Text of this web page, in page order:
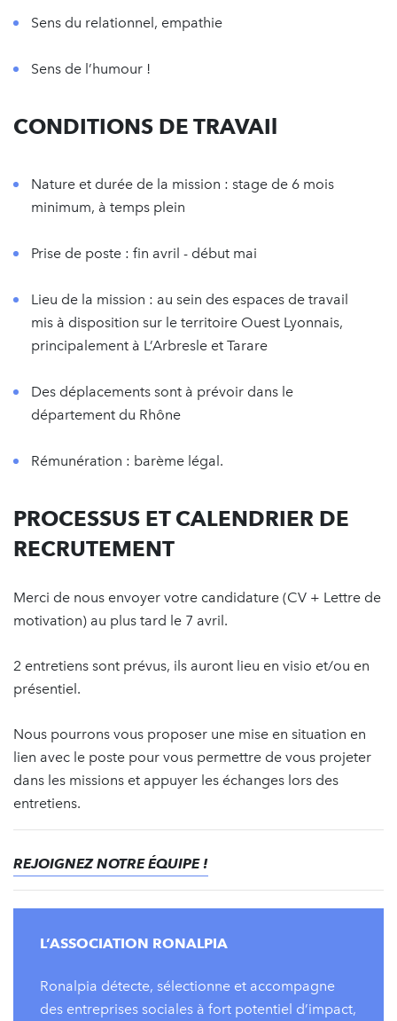
Sens du relationnel, empathie
Sens de l’humour !
CONDITIONS DE TRAVAIl
Nature et durée de la mission : stage de 6 mois
minimum, à temps plein
Prise de poste : fin avril - début mai
Lieu de la mission : au sein des espaces de travail
mis à disposition sur le territoire Ouest Lyonnais,
principalement à L’Arbresle et Tarare
Des déplacements sont à prévoir dans le
département du Rhône
Rémunération : barème légal.
PROCESSUS ET CALENDRIER DE
RECRUTEMENT
Merci de nous envoyer votre candidature (CV + Lettre de
motivation) au plus tard le 7 avril.
2 entretiens sont prévus, ils auront lieu en visio et/ou en
présentiel.
Nous pourrons vous proposer une mise en situation en
lien avec le poste pour vous permettre de vous projeter
dans les missions et appuyer les échanges lors des
entretiens.
REJOIGNEZ NOTRE ÉQUIPE !
L’ASSOCIATION RONALPIA
Ronalpia détecte, sélectionne et accompagne
des entreprises sociales à fort potentiel d’impact,